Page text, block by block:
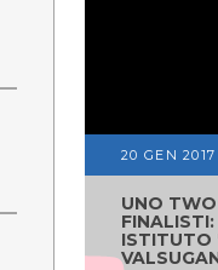
20 GEN 2017
UNO
ISTITUTO